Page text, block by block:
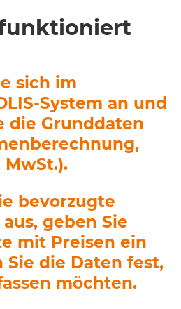
sich im
System an und
die Grunddaten
bevorzugte
geben Sie
mit Preisen ein
Sie die Daten fest,
möchten.